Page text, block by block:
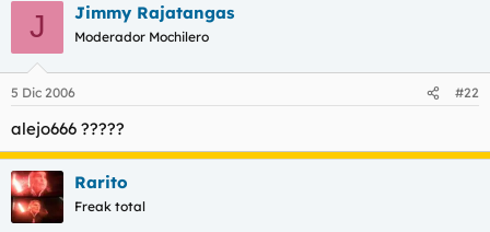
J Jimmy Rajatangas
Moderador Mochilero
5 Dic 2006 #22
alejo666 ?????
Rarito
Freak total